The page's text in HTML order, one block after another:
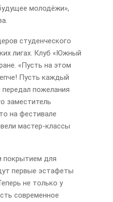
молодёжи»,
студенческого
лигах. Клуб «Южный
«Пусть на этом
Пусть каждый
пожелания
заместитель
на фестивале
мастер-классы
покрытием для
первые эстафеты
не только у
современное